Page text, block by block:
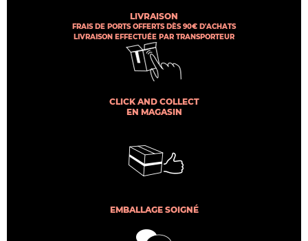
LIVRAISON
FRAIS DE PORTS OFFERTS DÈS 90€ D'ACHATS
LIVRAISON EFFECTUÉE PAR TRANSPORTEUR
CLICK AND COLLECT
EN MAGASIN
EMBALLAGE SOIGNÉ